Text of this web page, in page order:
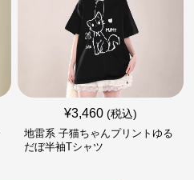
¥3,460 (税込)
地雷系 子猫ちゃんプリントゆる
だぼ半袖Tシャツ